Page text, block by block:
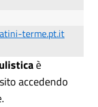
terme.pt.it
è
accedendo